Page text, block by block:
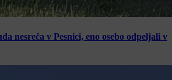
nesreča v Pesnici, eno osebo odpeljali v